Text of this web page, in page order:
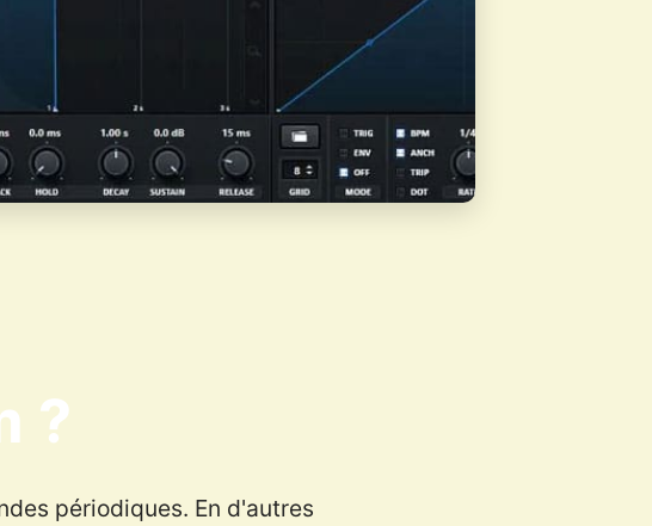
?
périodiques. En d'autres